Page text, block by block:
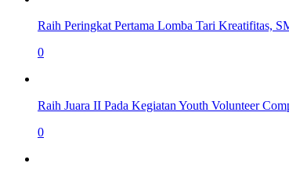
Raih Peringkat Pertama Lomba Tari Kreatifitas,
0
Raih Juara II Pada Kegiatan Youth Volunteer
0